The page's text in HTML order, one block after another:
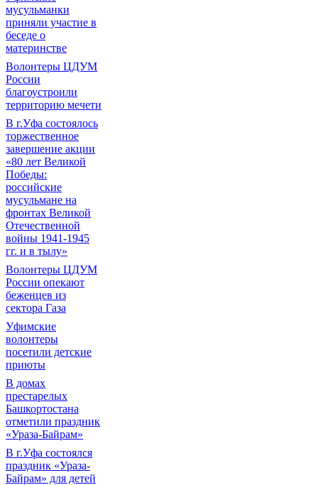
мусульманки
приняли участие в
беседе о
материнстве
Волонтеры ЦДУМ
России
благоустроили
территорию мечети
В г.Уфа состоялось
торжественное
завершение акции
«80 лет Великой
Победы:
российские
мусульмане на
фронтах Великой
Отечественной
войны 1941-1945
гг. и в тылу»
Волонтеры ЦДУМ
России опекают
беженцев из
сектора Газа
Уфимские
волонтеры
посетили детские
приюты
В домах
престарелых
Башкортостана
отметили праздник
«Ураза-Байрам»
В г.Уфа состоялся
праздник «Ураза-
Байрам» для детей